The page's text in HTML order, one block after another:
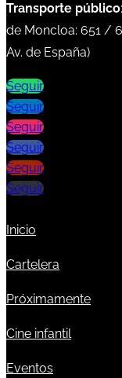
Transporte público
de Moncloa: 651 /
Av. de España)
Seguir
Seguir
Seguir
Seguir
Seguir
Seguir
Inicio
Cartelera
Próximamente
Cine infantil
Eventos